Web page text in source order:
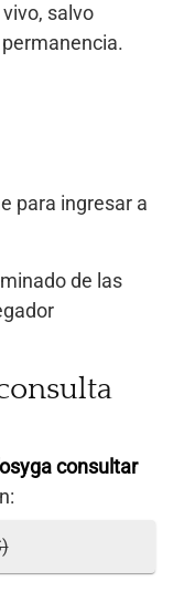
salvo
para ingresar a
de las
consultar